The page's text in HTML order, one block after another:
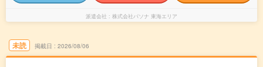
派遣会社 株式会社パソナ 東海エリア
未読 掲載日 2026/08/06